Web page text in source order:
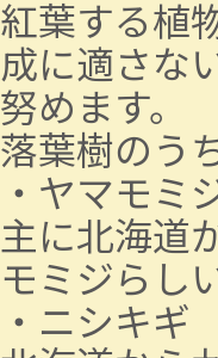
紅葉する植
成に適さな
努めます。
落葉樹のう
・ヤマモミ
主に北海道
モミジらし
・ニシキギ